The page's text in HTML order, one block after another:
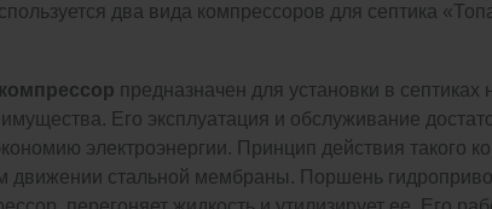
два вида компрессоров для септика
предназначен для установки в
Его эксплуатация и обслуживание
электроэнергии. Принцип действия такого
движении стальной мембраны. Поршень